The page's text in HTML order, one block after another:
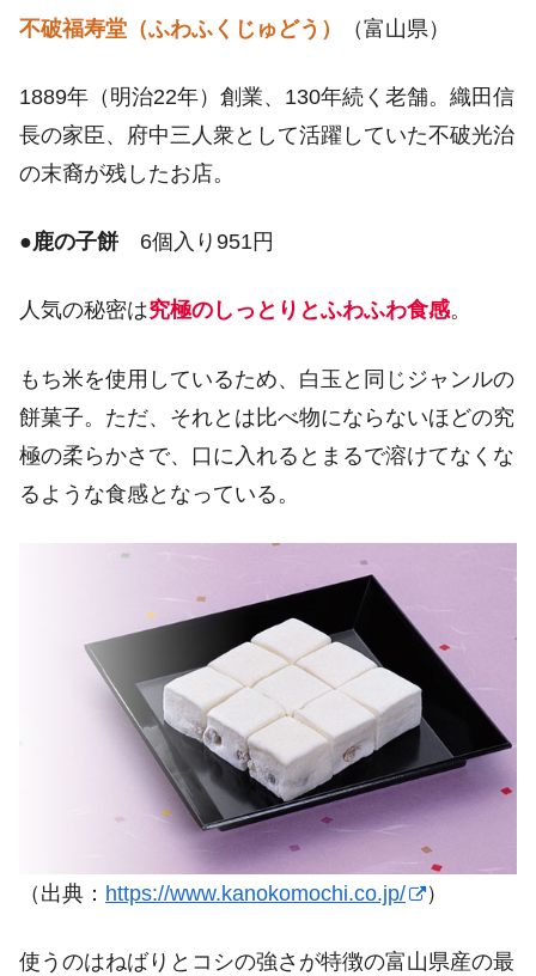
不破福寿堂（ふわふくじゅどう） （富山県）
1889年（明治22年）創業、130年続く老舗。織田信
長の家臣、府中三人衆として活躍していた不破光治
の末裔が残したお店。
●鹿の子餅 6個入り951円
人気の秘密は究極のしっとりとふわふわ食感。
もち米を使用しているため、白玉と同じジャンルの
餅菓子。ただ、それとは比べ物にならないほどの究
極の柔らかさで、口に入れるとまるで溶けてなくな
るような食感となっている。
（出典： https://www.kanokomochi.co.jp/ ）
使うのはねばりとコシの強さが特徴の富山県産の最